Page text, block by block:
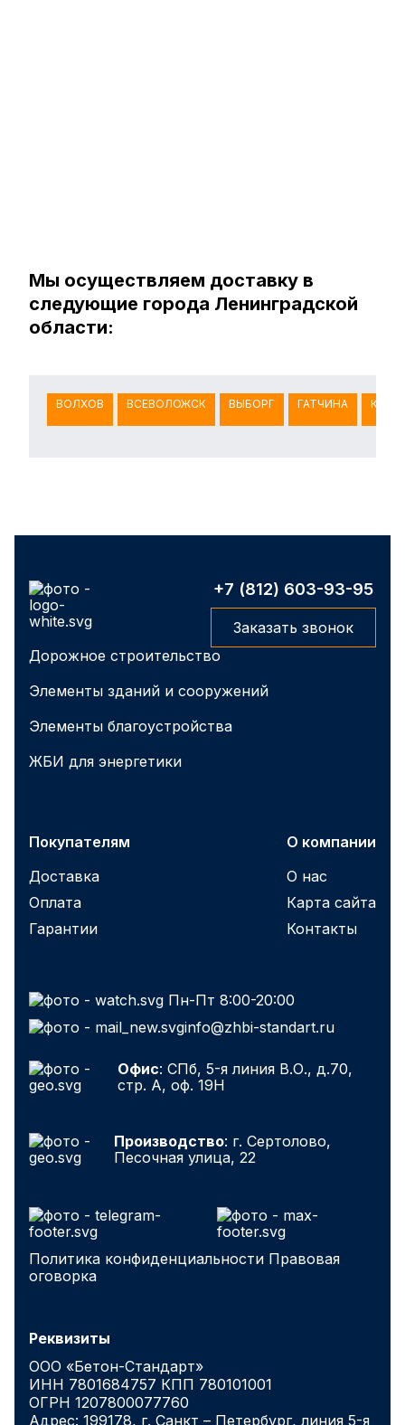
Мы осуществляем доставку в
следующие города Ленинградской
области:
ВОЛХОВ ВСЕВОЛОЖСК ВЫБОРГ ГАТЧИНА
+7 (812) 603-93-95
Заказать звонок
Дорожное строительство
Элементы зданий и сооружений
Элементы благоустройства
ЖБИ для энергетики
Покупателям
Доставка
Оплата
Гарантии
О компании
О нас
Карта сайта
Контакты
Пн-Пт 8:00-20:00
info@zhbi-standart.ru
Офис: СПб, 5-я линия В.О., д.70,
стр. А, оф. 19Н
Производство: г. Сертолово,
Песочная улица, 22
Политика конфиденциальности Правовая
оговорка
Реквизиты
ООО «Бетон-Стандарт»
ИНН 7801684757 КПП 780101001
ОГРН 1207800077760
Адрес: 199178, г. Санкт – Петербург, линия 5-я